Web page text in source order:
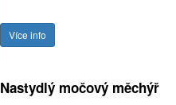
Více info
Nastydlý močový měchýř